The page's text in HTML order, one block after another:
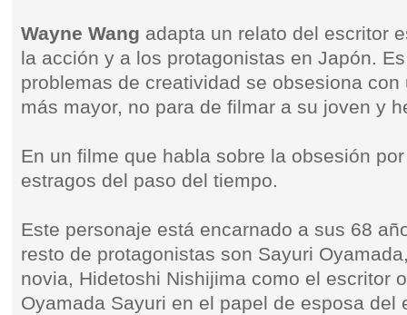
Wayne Wang adapta un relato del escritor
la acción y a los protagonistas en Japón.
problemas de creatividad se obsesiona
más mayor, no para de filmar a su joven y
En un filme que habla sobre la obsesión
estragos del paso del tiempo.
Este personaje está encarnado a sus 68
resto de protagonistas son Sayuri
novia, Hidetoshi Nishijima como el escritor
Oyamada Sayuri en el papel de esposa del